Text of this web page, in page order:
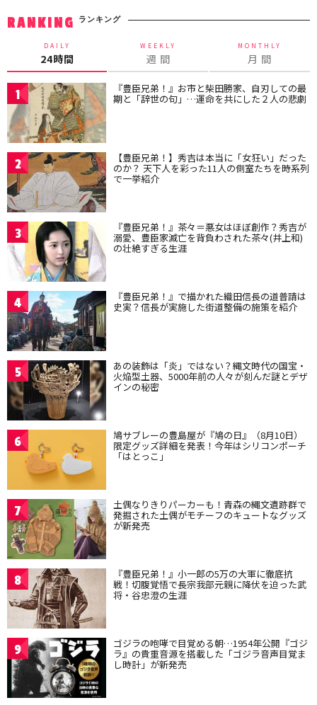
RANKING ランキング
DAILY
24時間
WEEKLY
週 間
MONTHLY
月 間
1 『豊臣兄弟！』お市と柴田勝家、自刃しての最
期と「辞世の句」…運命を共にした２人の悲劇
2 【豊臣兄弟！】秀吉は本当に「女狂い」だった
のか？ 天下人を彩った11人の側室たちを時系列
で一挙紹介
3 『豊臣兄弟！』茶々＝悪女はほぼ創作？秀吉が
溺愛、豊臣家滅亡を背負わされた茶々(井上和)
の壮絶すぎる生涯
4 『豊臣兄弟！』で描かれた織田信長の道普請は
史実？信長が実施した街道整備の施策を紹介
5 あの装飾は「炎」ではない？縄文時代の国宝・
火焔型土器、5000年前の人々が刻んだ謎とデザ
インの秘密
6 鳩サブレーの豊島屋が『鳩の日』（8月10日）
限定グッズ詳細を発表！今年はシリコンポーチ
「はとっこ」
7 土偶なりきりパーカーも！青森の縄文遺跡群で
発掘された土偶がモチーフのキュートなグッズ
が新発売
8 『豊臣兄弟！』小一郎の5万の大軍に徹底抗
戦！切腹覚悟で長宗我部元親に降伏を迫った武
将・谷忠澄の生涯
9 ゴジラの咆哮で目覚める朝…1954年公開『ゴジ
ラ』の貴重音源を搭載した「ゴジラ音声目覚ま
し時計」が新発売